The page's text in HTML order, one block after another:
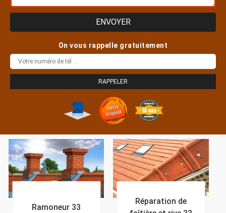
On vous rappelle gratuitement
Ramoneur 33
Réparation de